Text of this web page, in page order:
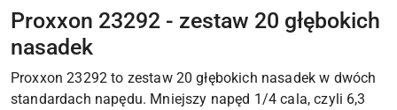
Proxxon 23292 - zestaw 20 głębokich
nasadek
Proxxon 23292 to zestaw 20 głębokich nasadek w dwóch
standardach napędu. Mniejszy napęd 1/4 cala, czyli 6,3